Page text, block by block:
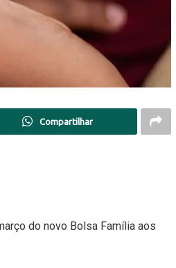
Compartilhar
do novo Bolsa Família aos